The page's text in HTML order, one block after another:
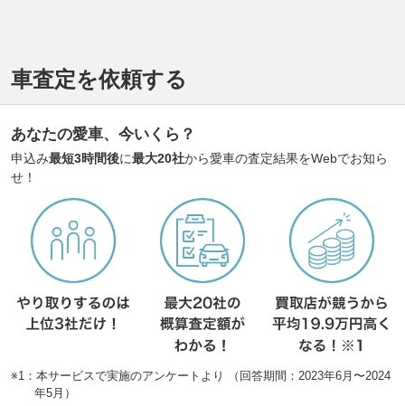
車査定を依頼する
あなたの愛車、今いくら？
申込み最短3時間後に最大20社から愛車の査定結果をWebでお知ら
せ！
※1：本サービスで実施のアンケートより （回答期間：2023年6月〜2024
年5月）